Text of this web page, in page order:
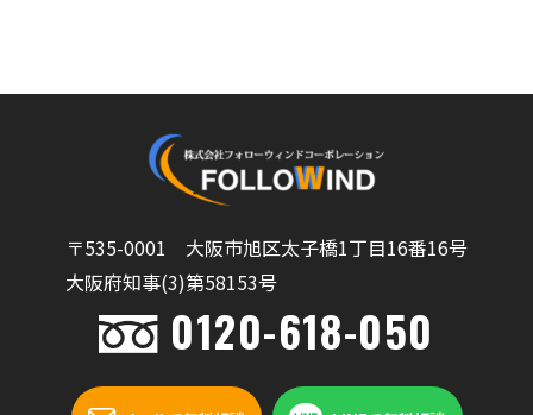
〒535-0001 大阪市旭区太子橋1丁目16番16号
大阪府知事(3)第58153号
0120-618-050